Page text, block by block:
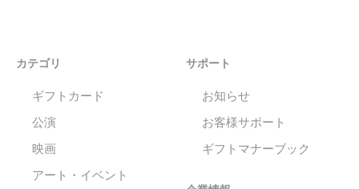
カテゴリ
ギフトカード
公演
映画
アート・イベント
サポート
お知らせ
お客様サポート
ギフトマナーブック